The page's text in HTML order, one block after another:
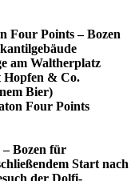
Four Points – Bozen
am Waltherplatz
Hopfen & Co.
Bier)
Four Points
Bozen für
Start nach
der Dolfi-